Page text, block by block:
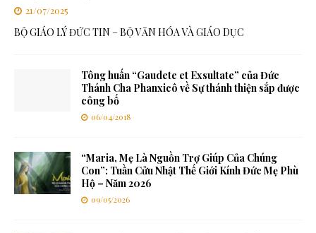
21/07/2025
BỘ GIÁO LÝ ĐỨC TIN – BỘ VĂN HÓA VÀ GIÁO DỤC
Tông huấn “Gaudete et Exsultate” của Đức
Thánh Cha Phanxicô về Sự thánh thiện sắp được
công bố
06/04/2018
“Maria, Mẹ Là Nguồn Trợ Giúp Của Chúng
Con”: Tuần Cửu Nhật Thế Giới Kính Đức Mẹ Phù
Hộ – Năm 2026
09/05/2026